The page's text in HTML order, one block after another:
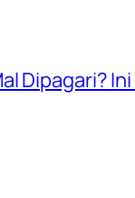
Dipagari?